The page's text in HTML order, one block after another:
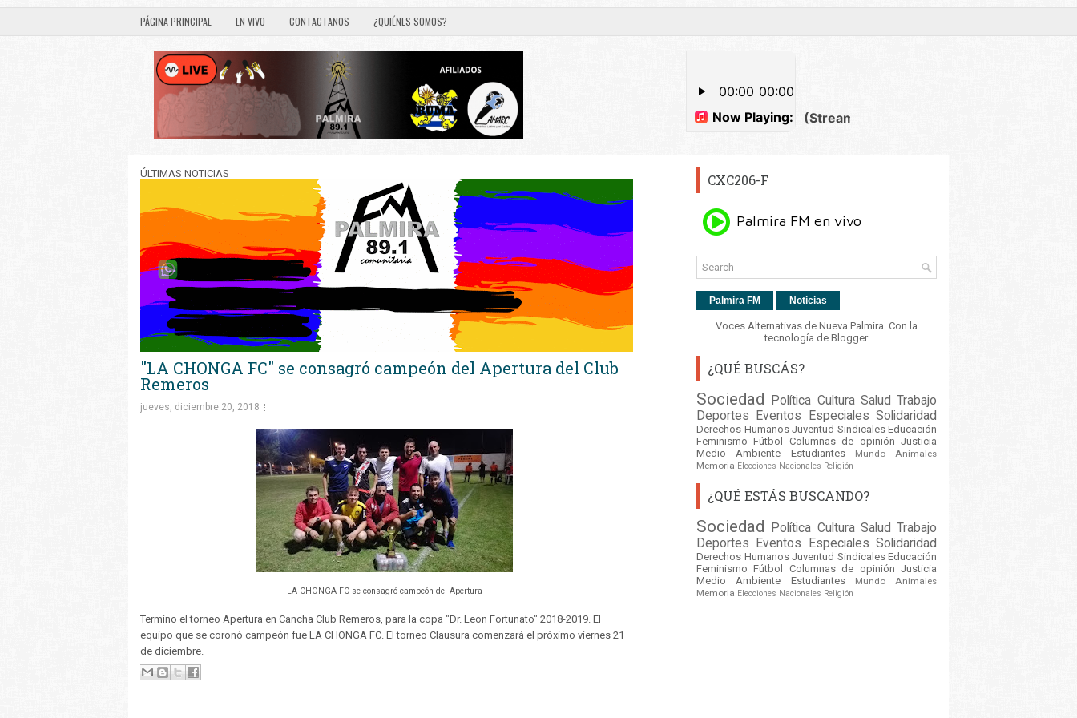
PÁGINA PRINCIPAL EN VIVO CONTACTANOS ¿QUIÉNES SOMOS?
ÚLTIMAS NOTICIAS
"LA CHONGA FC" se consagró campeón del Apertura del Club
Remeros
jueves, diciembre 20, 2018
LA CHONGA FC se consagró campeón del Apertura
Termino el torneo Apertura en Cancha Club Remeros, para la copa "Dr. Leon Fortunato" 2018-2019. El
equipo que se coronó campeón fue LA CHONGA FC. El torneo Clausura comenzará el próximo viernes 21
de diciembre.
CXC206-F
Palmira FM Noticias
Voces Alternativas de Nueva Palmira. Con la
tecnología de Blogger.
¿QUÉ BUSCÁS?
Sociedad Política Cultura Salud Trabajo
Deportes
Eventos Especiales Solidaridad
Derechos Humanos Juventud Sindicales Educación
Feminismo Fútbol Columnas de opinión Justicia
Medio Ambiente
Estudiantes Mundo
Animales
Memoria Elecciones Nacionales Religión
¿QUÉ ESTÁS BUSCANDO?
Sociedad Política Cultura Salud Trabajo
Deportes
Eventos Especiales Solidaridad
Derechos Humanos Juventud Sindicales Educación
Feminismo Fútbol Columnas de opinión Justicia
Medio Ambiente
Estudiantes Mundo
Animales
Memoria Elecciones Nacionales Religión